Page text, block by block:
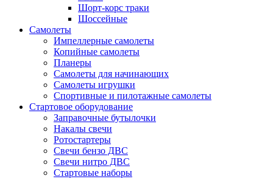
Шорт-корс траки
Шоссейные
Самолеты
Импеллерные самолеты
Копийные самолеты
Планеры
Самолеты для начинающих
Самолеты игрушки
Спортивные и пилотажные самолеты
Стартовое оборудование
Заправочные бутылочки
Накалы свечи
Ротостартеры
Свечи бензо ДВС
Свечи нитро ДВС
Стартовые наборы